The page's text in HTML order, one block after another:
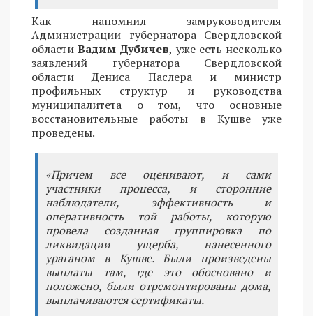
Как напомнил замруководителя
Администрации губернатора Свердловской
областиВадим Дубичев, уже есть несколько
заявлений губернатора Свердловской
области Дениса Паслера и министр
профильных структур и руководства
муниципалитета о том, что основные
восстановительные работы в Кушве уже
проведены.
«Причем все оценивают, и сами
участники процесса, и сторонние
наблюдатели, эффективность и
оперативность той работы, которую
провела созданная группировка по
ликвидации ущерба, нанесенного
ураганом в Кушве. Были произведены
выплаты там, где это обосновано и
положено, были отремонтированы дома,
выплачиваются сертификаты.